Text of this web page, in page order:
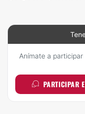
Anímate a
PARTICIPAR